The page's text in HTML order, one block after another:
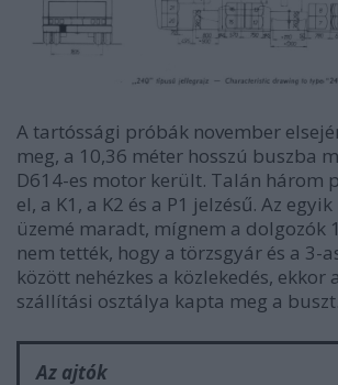
A tartóssági próbák november
meg, a 10,36 méter hosszú buszba
D614-es motor került. Talán három
el, a K1, a K2 és a P1 jelzésű. Az
üzemé maradt, mígnem a dolgozók
nem tették, hogy a törzsgyár és a 3-
között nehézkes a közlekedés, ekkor
szállítási osztálya kapta meg a buszt.
Az ajtók